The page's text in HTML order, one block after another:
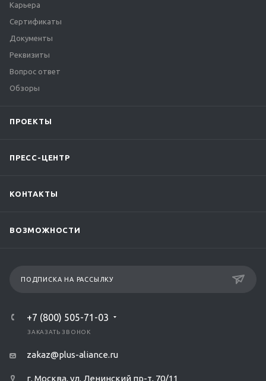
Карьера
Сертификаты
Документы
Реквизиты
Вопрос ответ
Обзоры
ПРОЕКТЫ
ПРЕСС-ЦЕНТР
КОНТАКТЫ
ВОЗМОЖНОСТИ
ПОДПИСКА НА РАССЫЛКУ
+7 (800) 505-71-03
ЗАКАЗАТЬ ЗВОНОК
zakaz@plus-aliance.ru
г. Москва, ул. Ленинский пр-т, 70/11